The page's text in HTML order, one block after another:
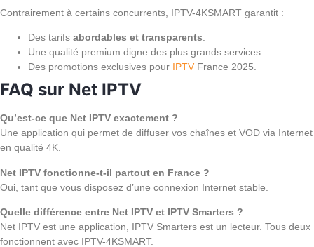
Contrairement à certains concurrents, IPTV-4KSMART garantit :
Des tarifs abordables et transparents.
Une qualité premium digne des plus grands services.
Des promotions exclusives pour IPTV France 2025.
FAQ sur Net IPTV
Qu’est-ce que Net IPTV exactement ?
Une application qui permet de diffuser vos chaînes et VOD via Internet
en qualité 4K.
Net IPTV fonctionne-t-il partout en France ?
Oui, tant que vous disposez d’une connexion Internet stable.
Quelle différence entre Net IPTV et IPTV Smarters ?
Net IPTV est une application, IPTV Smarters est un lecteur. Tous deux
fonctionnent avec IPTV-4KSMART.